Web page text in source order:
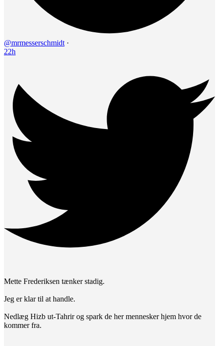
@mrmesserschmidt ·
22h
Mette Frederiksen tænker stadig.
Jeg er klar til at handle.
Nedlæg Hizb ut-Tahrir og spark de her mennesker hjem hvor de
kommer fra.